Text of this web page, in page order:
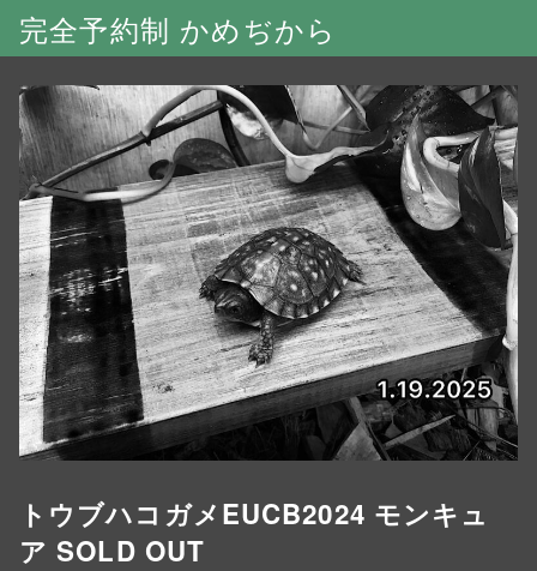
完全予約制 かめぢから
トウブハコガメEUCB2024 モンキュ
ア SOLD OUT